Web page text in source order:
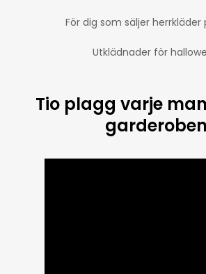
För dig som säljer
Utklädnader för
Tio plagg varje
garderoben